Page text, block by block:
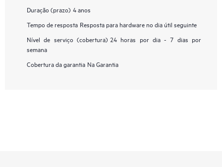
Duração (prazo) 4 anos
Tempo de resposta Resposta para hardware no dia útil seguinte
Nível de serviço (cobertura) 24 horas por dia - 7 dias por
semana
Cobertura da garantia Na Garantia